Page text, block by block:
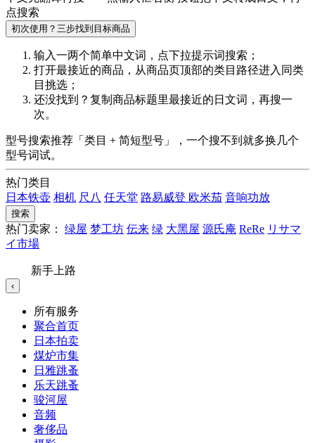
点搜索
初次使用？三步找到目标商品
输入一两个简单中文词，点下拉提示词搜索；
打开最接近的商品，从商品页顶部的类目路径进入同类
目挑选；
还没找到？复制商品标题里最接近的 日文词 ，再搜一
次。
型号搜索推荐「类目 + 简短型号」，一个搜不到就多换几个
型号词试。
热门类目
日本铁壶 相机 尺八 任天堂 路易威登 欧米茄 音响功放
搜索
热门卖家： 绿屋 梦工坊 伝来 绿 大黑屋 源氏庵 ReRe リサマ
イ市場
新手上路
‹
所有服务
聚合首页
日本拍卖
煤炉市集
日雅跳蚤
乐天跳蚤
骏河屋
音频
奢侈品